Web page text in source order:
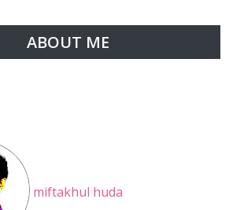
ABOUT ME
miftakhul huda